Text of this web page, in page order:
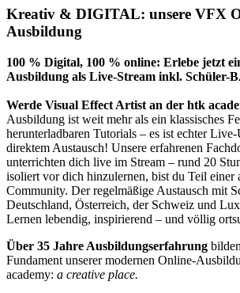
Kreativ & DIGITAL: unsere VFX
Ausbildung
100 % Digital, 100 % online: Erlebe jetzt
Ausbildung als Live-Stream inkl. Schüler-
Werde Visual Effect Artist an der htk
Ausbildung ist weit mehr als ein klassisches
herunterladbaren Tutorials – es ist echter
direktem Austausch! Unsere erfahrenen
unterrichten dich live im Stream – rund 20
isoliert vor dich hinzulernen, bist du Teil einer
Community. Der regelmäßige Austausch mit
Deutschland, Österreich, der Schweiz und
Lernen lebendig, inspirierend – und völlig
Über 35 Jahre Ausbildungserfahrung
Fundament unserer modernen Online-
academy: a creative place.